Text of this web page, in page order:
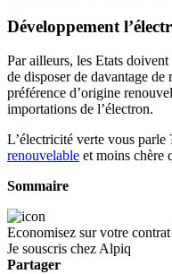
Développement
Par ailleurs, les Etats doivent
de disposer de davantage
préférence d’origine
importations de l’électron.
L’électricité verte vous
renouvelable et moins chère
Sommaire
Economisez sur votre
Je souscris chez Alpiq
Partager